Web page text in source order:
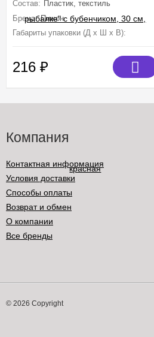
Состав: Пластик, текстиль
Бренд: Пижон
Габариты упаковки (Д х Ш х В):
30
216 ₽
Компания
Контактная информация
Условия доставки
Способы оплаты
Возврат и обмен
О компании
Все бренды
© 2026 Copyright